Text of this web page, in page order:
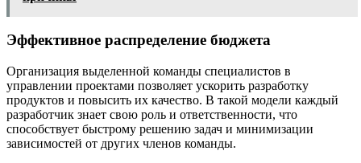
Эффективное распределение бюджета
Организация выделенной команды специалистов в
управлении проектами позволяет ускорить разработку
продуктов и повысить их качество. В такой модели каждый
разработчик знает свою роль и ответственности, что
способствует быстрому решению задач и минимизации
зависимостей от других членов команды.